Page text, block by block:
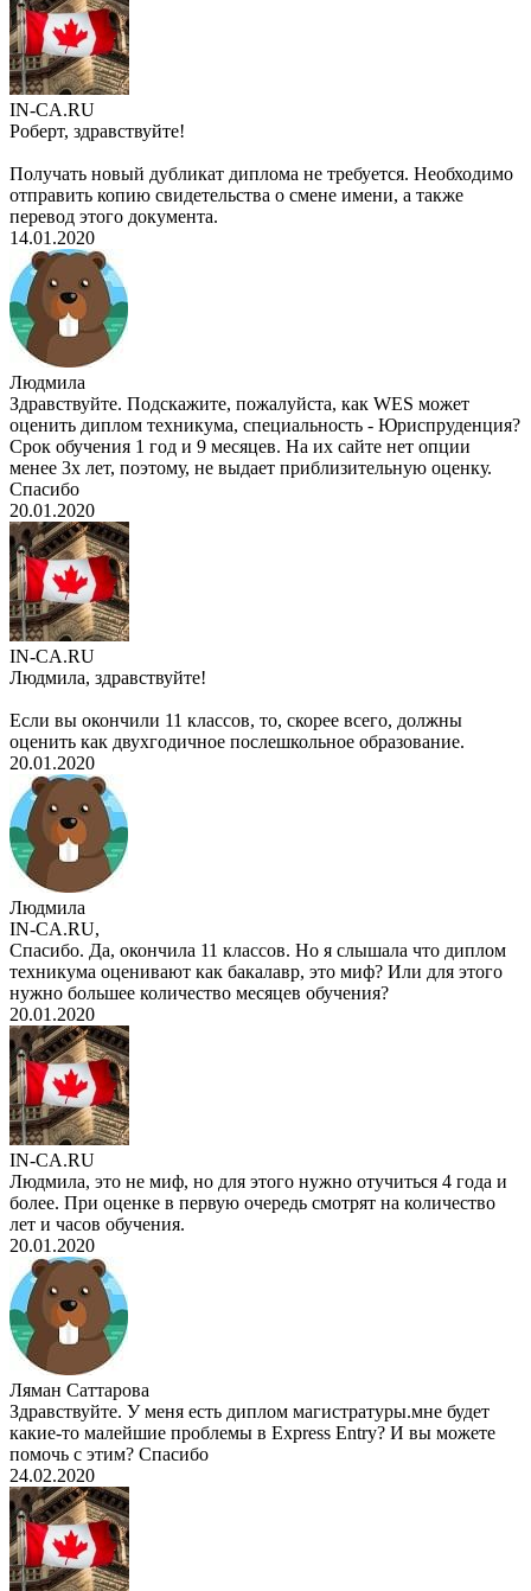
IN-CA.RU
Роберт, здравствуйте!
Получать новый дубликат диплома не требуется. Необходимо
отправить копию свидетельства о смене имени, а также
перевод этого документа.
14.01.2020
Людмила
Здравствуйте. Подскажите, пожалуйста, как WES может
оценить диплом техникума, специальность - Юриспруденция?
Срок обучения 1 год и 9 месяцев. На их сайте нет опции
менее 3х лет, поэтому, не выдает приблизительную оценку.
Спасибо
20.01.2020
IN-CA.RU
Людмила, здравствуйте!
Если вы окончили 11 классов, то, скорее всего, должны
оценить как двухгодичное послешкольное образование.
20.01.2020
Людмила
IN-CA.RU,
Спасибо. Да, окончила 11 классов. Но я слышала что диплом
техникума оценивают как бакалавр, это миф? Или для этого
нужно большее количество месяцев обучения?
20.01.2020
IN-CA.RU
Людмила, это не миф, но для этого нужно отучиться 4 года и
более. При оценке в первую очередь смотрят на количество
лет и часов обучения.
20.01.2020
Ляман Саттарова
Здравствуйте. У меня есть диплом магистратуры.мне будет
какие-то малейшие проблемы в Express Entry? И вы можете
помочь с этим? Спасибо
24.02.2020